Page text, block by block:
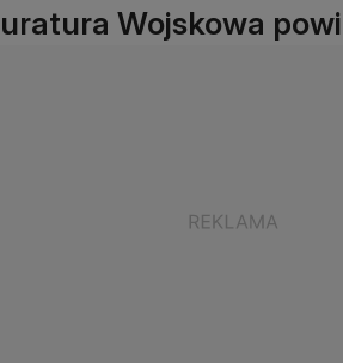
Wojskowa